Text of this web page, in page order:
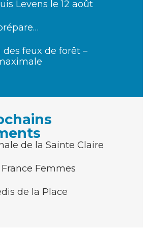
Levens le 12 août
feux de forêt –
de la Sainte Claire
Femmes
de la Place